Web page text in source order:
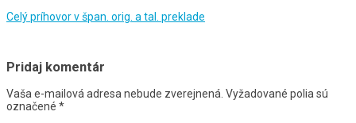
Celý príhovor v špan. orig. a tal. preklade
Pridaj komentár
Vaša e-mailová adresa nebude zverejnená. Vyžadované polia sú
označené *